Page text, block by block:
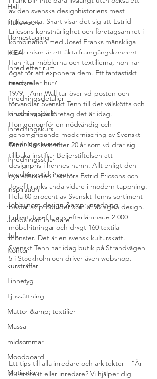
Hall
Halloween
Homestaging
IKEA
Inred efter rum
inredare
Inredningsdetaljer
Inredningsjobb
Inredningskurs
inredningskurser
Inredningsstilar
Inredningstidningar
inspiration
Jobb inom design &amp; inredning
Jobba som inredare
Jul
Kontor
kursträffar
Linnetyg
Ljussättning
Mattor &amp; textilier
Mässa
midsommar
Moodboard
Motivation
av den svenska designhistoriens mest
intressanta. Snart visar det sig att Estrid
Ericsons konstnärlighet och företagsamhet i
kombination med Josef Franks mänskliga
modernism är ett äkta framgångskoncept.
Han ritar möblerna och textilierna, hon har
ögat för att exponera dem. Ett fantastiskt
team, eller hur?
1979 – Ann Wall tar över vd-posten och
förvandlar Svenskt Tenn till det välskötta och
vinstdrivande företag det är idag.
Hon genomför en nödvändig och
genomgripande modernisering av Svenskt
Tenn. När hon efter 20 år som vd drar sig
tillbaka instiftar Beijerstiftelsen ett
designpris i hennes namn. Allt enligt den
nya affärsidén ”att föra Estrid Ericsons och
Josef Franks anda vidare i modern tappning.
Hela 80 procent av Svenskt Tenns sortiment
består av produkter som är av egen design.
Enbart Josef Frank efterlämnade 2 000
möbelritningar och drygt 160 textila
mönster. Det är en svensk kulturskatt.
Svenskt Tenn har idag butik på Strandvägen
5 i Stockholm och driver även webshop.
Ett tips till alla inredare och arkitekter – “Är
du arkitekt eller inredare? Vi hjälper dig